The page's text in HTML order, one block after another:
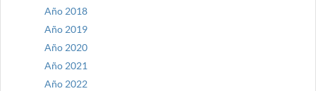
Año 2018
Año 2019
Año 2020
Año 2021
Año 2022